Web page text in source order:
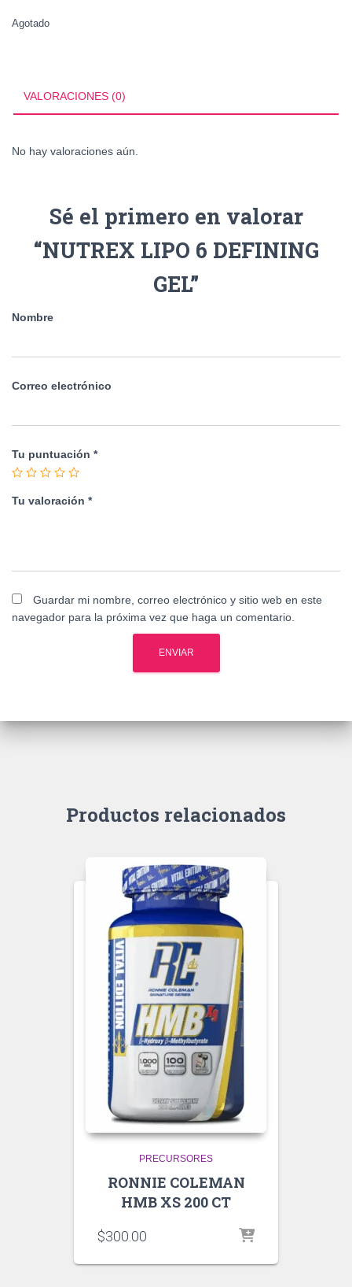
Agotado
VALORACIONES (0)
No hay valoraciones aún.
Sé el primero en valorar
“NUTREX LIPO 6 DEFINING
GEL”
Nombre
Correo electrónico
Tu puntuación *
Tu valoración *
Guardar mi nombre, correo electrónico y sitio web en este
navegador para la próxima vez que haga un comentario.
Productos relacionados
PRECURSORES
RONNIE COLEMAN
HMB XS 200 CT
$300.00